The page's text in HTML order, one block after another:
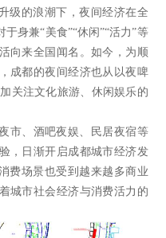
级的浪潮下，夜间经济在全
身兼“美食”“休闲”“活力”等
向来全国闻名。如今，为顺
成都的夜间经济也从以夜啤
关注文化旅游、休闲娱乐的
市、酒吧夜娱、民居夜宿等
，日渐开启成都城市经济发
费场景也受到越来越多商业
城市社会经济与消费活力的